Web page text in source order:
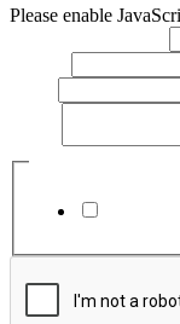
Please enable